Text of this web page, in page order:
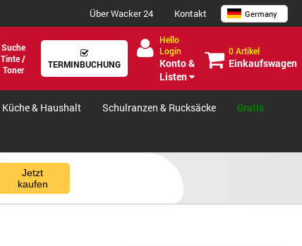
Über Wacker 24 Kontakt Germany
Suche
Tinte /
Toner
TERMINBUCHUNG
Hello
Login
Konto &
Listen
0 Artikel
Einkaufswagen
Küche & Haushalt Schulranzen & Rucksäcke Gratis
Jetzt
kaufen